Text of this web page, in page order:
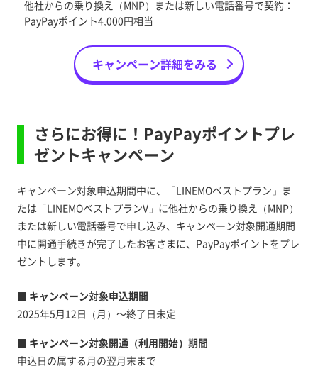
他社からの乗り換え（MNP）または新しい電話番号で契約：
PayPayポイント4,000円相当
キャンペーン詳細をみる
さらにお得に！PayPayポイントプレ
ゼントキャンペーン
キャンペーン対象申込期間中に、「LINEMOベストプラン」ま
たは「LINEMOベストプランV」に他社からの乗り換え（MNP）
または新しい電話番号で申し込み、キャンペーン対象開通期間
中に開通手続きが完了したお客さまに、PayPayポイントをプレ
ゼントします。
■ キャンペーン対象申込期間
2025年5月12日（月）～終了日未定
■ キャンペーン対象開通（利用開始）期間
申込日の属する月の翌月末まで